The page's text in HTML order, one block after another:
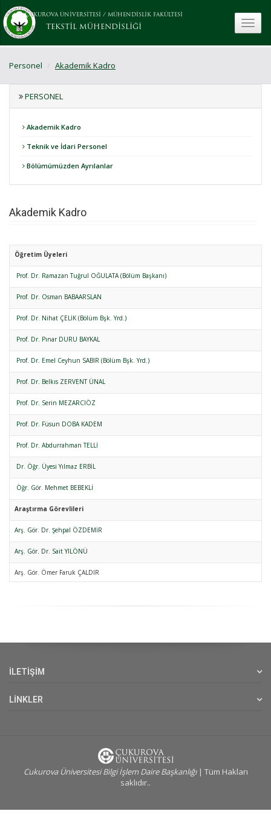
ÇUKUROVA ÜNİVERSİTESİ / MÜHENDİSLİK FAKÜLTESİ
TEKSTİL MÜHENDİSLİĞİ
Personel Akademik Kadro
PERSONEL
Akademik Kadro
Teknik ve İdari Personel
Bölümümüzden Ayrılanlar
Akademik Kadro
Öğretim Üyeleri
Prof. Dr. Ramazan Tuğrul OĞULATA (Bölüm Başkanı)
Prof. Dr. Osman BABAARSLAN
Prof. Dr. Nihat ÇELİK (Bölüm Bşk. Yrd.)
Prof. Dr. Pınar DURU BAYKAL
Prof. Dr. Emel Ceyhun SABIR (Bölüm Bşk. Yrd.)
Prof. Dr. Belkıs ZERVENT ÜNAL
Prof. Dr. Serin MEZARCIÖZ
Prof. Dr. Füsun DOBA KADEM
Prof. Dr. Abdurrahman TELLİ
Dr. Öğr. Üyesi Yılmaz ERBİL
Öğr. Gör. Mehmet BEBEKLİ
Araştırma Görevlileri
Arş. Gör. Dr. Şehpal ÖZDEMİR
Arş. Gör. Dr. Sait YILÖNÜ
Arş. Gör. Ömer Faruk ÇALDIR
İLETİŞİM
LİNKLER
Cukurova Üniversitesi Bilgi İşlem Daire Başkanlığı| Tüm Hakları
saklıdır..